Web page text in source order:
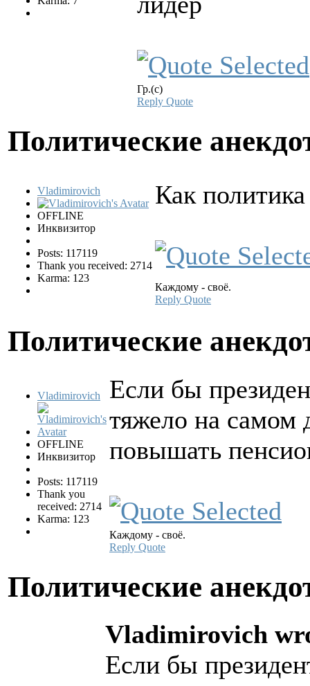
Гр.(с)
Reply Quote
Политические
Vladimirovich
OFFLINE
Инквизитор
Posts: 117119
Thank you received: 2714
Karma: 123
Как
Каждому - своё.
Reply Quote
Политические
Vladimirovich
OFFLINE
Инквизитор
Posts: 117119
Thank you
received: 2714
Karma: 123
Если бы
тяжело на самом
повышать
Каждому - своё.
Reply Quote
Политические
Vladimirovich
Если бы